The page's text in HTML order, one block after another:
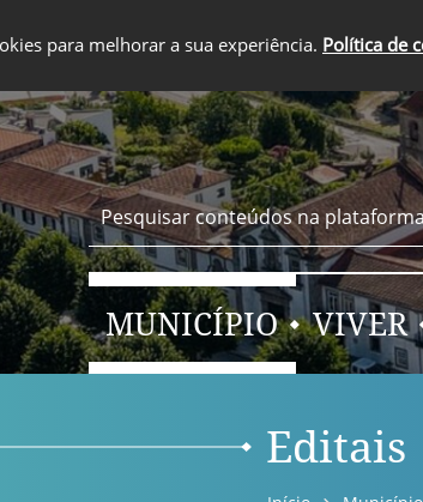
para melhorar a sua experiência. Política de
MUNICÍPIO VIVER
Editais